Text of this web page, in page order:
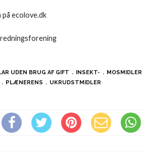
ecolove.dk
UDEN BRUG AF GIFT INSEKT-
MOSMIDLER
PLÆNERENS UKRUDSTMIDLER